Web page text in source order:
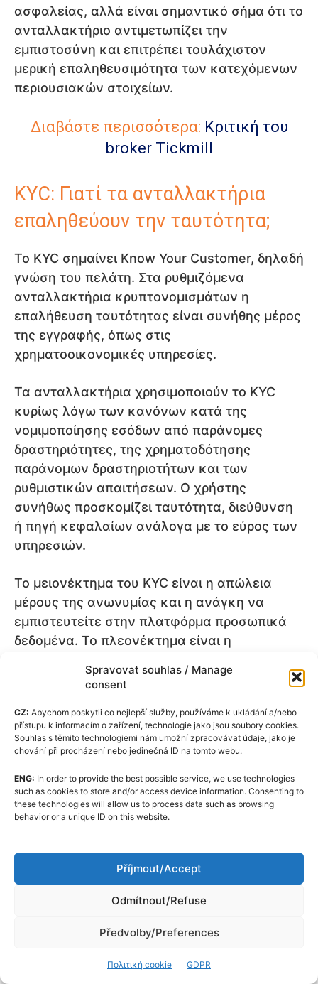
Spravovat souhlas / Manage
consent
CZ: Abychom poskytli co nejlepší služby, používáme k ukládání a/nebo
přístupu k informacím o zařízení, technologie jako jsou soubory cookies.
Souhlas s těmito technologiemi nám umožní zpracovávat údaje, jako je
chování při procházení nebo jedinečná ID na tomto webu.
ENG: In order to provide the best possible service, we use technologies
such as cookies to store and/or access device information. Consenting to
these technologies will allow us to process data such as browsing
behavior or a unique ID on this website.
Příjmout/Accept
Odmítnout/Refuse
Předvolby/Preferences
Πολιτική cookie GDPR
ασφαλείας, αλλά είναι σημαντικό σήμα ότι το
ανταλλακτήριο αντιμετωπίζει την
εμπιστοσύνη και επιτρέπει τουλάχιστον
μερική επαληθευσιμότητα των κατεχόμενων
περιουσιακών στοιχείων.
Διαβάστε περισσότερα: Κριτική του
broker Tickmill
KYC: Γιατί τα ανταλλακτήρια
επαληθεύουν την ταυτότητα;
Το KYC σημαίνει Know Your Customer, δηλαδή
γνώση του πελάτη. Στα ρυθμιζόμενα
ανταλλακτήρια κρυπτονομισμάτων η
επαλήθευση ταυτότητας είναι συνήθης μέρος
της εγγραφής, όπως στις
χρηματοοικονομικές υπηρεσίες.
Τα ανταλλακτήρια χρησιμοποιούν το KYC
κυρίως λόγω των κανόνων κατά της
νομιμοποίησης εσόδων από παράνομες
δραστηριότητες, της χρηματοδότησης
παράνομων δραστηριοτήτων και των
ρυθμιστικών απαιτήσεων. Ο χρήστης
συνήθως προσκομίζει ταυτότητα, διεύθυνση
ή πηγή κεφαλαίων ανάλογα με το εύρος των
υπηρεσιών.
Το μειονέκτημα του KYC είναι η απώλεια
μέρους της ανωνυμίας και η ανάγκη να
εμπιστευτείτε στην πλατφόρμα προσωπικά
δεδομένα. Το πλεονέκτημα είναι η
υψηλότερα όρια και η καλύτερη πιθανότητα
συναλλαγή.
Ρύθμιση των
κρυπτοχρηματιστηρίων το 2026
Στην Ευρωπαϊκή Ένωση, σημαντικό ρόλο
αγορές κρυπτοπεριουσιακών στοιχείων. Αυτό
θέτει τους κανόνες για τους παρόχους
υπηρεσιών κρυπτονομισμάτων,
των ανταλλακτηρίων και των υπηρεσιών